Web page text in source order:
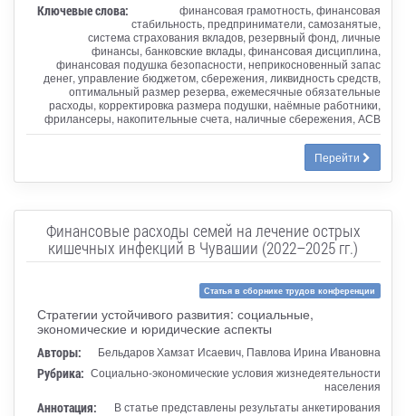
Ключевые слова:
финансовая грамотность, финансовая
стабильность, предприниматели, самозанятые,
система страхования вкладов, резервный фонд, личные
финансы, банковские вклады, финансовая дисциплина,
финансовая подушка безопасности, неприкосновенный запас
денег, управление бюджетом, сбережения, ликвидность средств,
оптимальный размер резерва, ежемесячные обязательные
расходы, корректировка размера подушки, наёмные работники,
фрилансеры, накопительные счета, наличные сбережения, АСВ
Перейти
Финансовые расходы семей на лечение острых
кишечных инфекций в Чувашии (2022–2025 гг.)
Статья в сборнике трудов конференции
Стратегии устойчивого развития: социальные,
экономические и юридические аспекты
Авторы: Бельдаров Хамзат Исаевич, Павлова Ирина Ивановна
Рубрика: Социально-экономические условия жизнедеятельности
населения
Аннотация:
В статье представлены результаты анкетирования